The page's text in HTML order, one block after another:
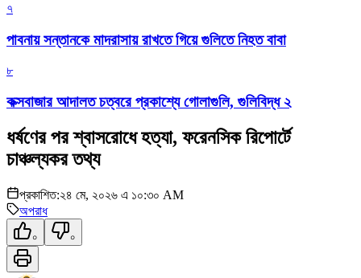
৭
পাবনায় সন্তানকে মাদরাসায় রাখতে গিয়ে গুলিতে নিহত বাবা
৮
কক্সবাজার আদালত চত্বরে প্রকাশ্যে গোলাগুলি, গুলিবিদ্ধ ২
ধর্ষণের পর শ্বাসরোধে হত্যা, ফরেনসিক রিপোর্টে
চাঞ্চল্যকর তথ্য
প্রকাশিত:২৪ মে, ২০২৬ এ ১০:৩০ AM
অপরাধ
০ ০